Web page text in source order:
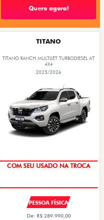
Quero agora!
TITANO
TITANO RANCH MULTIJET TURBODIESEL AT
4X4
2025/2026
COM SEU USADO NA TROCA
PESSOA FÍSICA
De: R$ 289.990,00